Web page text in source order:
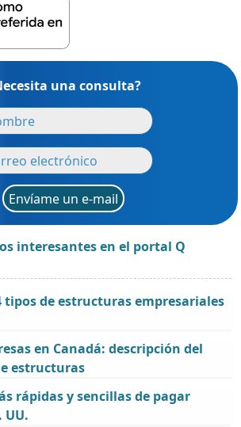
una consulta?
Envíame un e-mail
interesantes en el portal Q
tipos de estructuras empresariales
en Canadá: descripción del
estructuras
rápidas y sencillas de pagar
UU.